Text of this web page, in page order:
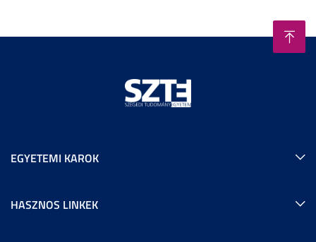
EGYETEMI KAROK
HASZNOS LINKEK